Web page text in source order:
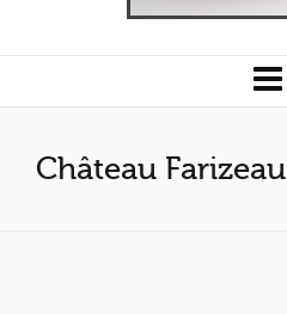
Château Farizeau